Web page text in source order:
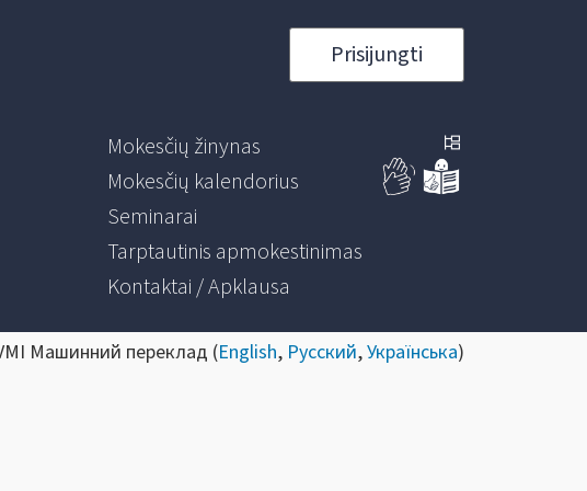
Prisijungti
Mokesčių žinynas
Mokesčių kalendorius
Seminarai
Tarptautinis apmokestinimas
Kontaktai / Apklausa
Машинний переклад (English, Русский,Українська)